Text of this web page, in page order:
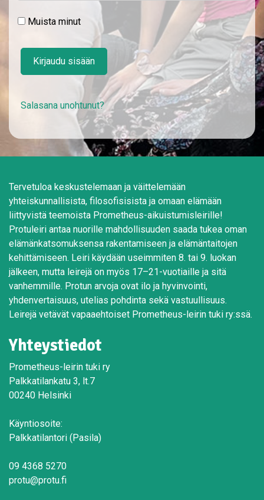
Muista minut
Kirjaudu sisään
Salasana unohtunut?
Tervetuloa keskustelemaan ja väittelemään
yhteiskunnallisista, filosofisisista ja omaan elämään
liittyvistä teemoista Prometheus-aikuistumisleirille!
Protuleiri antaa nuorille mahdollisuuden saada tukea oman
elämänkatsomuksensa rakentamiseen ja elämäntaitojen
kehittämiseen. Leiri käydään useimmiten 8. tai 9. luokan
jälkeen, mutta leirejä on myös 17–21-vuotiaille ja sitä
vanhemmille. Protun arvoja ovat ilo ja hyvinvointi,
yhdenvertaisuus, utelias pohdinta sekä vastuullisuus.
Leirejä vetävät vapaaehtoiset Prometheus-leirin tuki ry:ssä.
Yhteystiedot
Prometheus-leirin tuki ry
Palkkatilankatu 3, lt.7
00240 Helsinki
Käyntiosoite:
Palkkatilantori (Pasila)
09 4368 5270
protu@protu.fi